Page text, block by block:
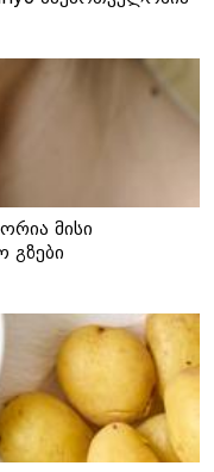
მისი
გზები